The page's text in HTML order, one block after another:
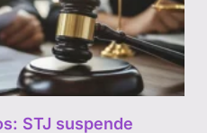
STJ suspende